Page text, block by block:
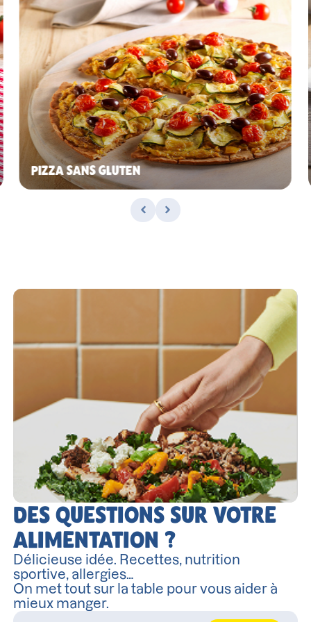
PIZZA SANS GLUTEN
DES QUESTIONS SUR VOTRE
ALIMENTATION ?
Délicieuse idée. Recettes, nutrition
sportive, allergies…
On met tout sur la table pour vous aider à
mieux manger.